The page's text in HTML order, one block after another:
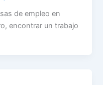
de empleo en
encontrar un trabajo